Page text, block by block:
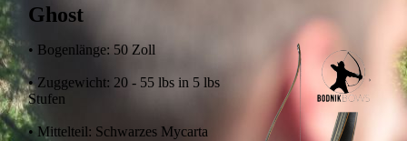
Ghost
• Bogenlänge: 50 Zoll
• Zuggewicht: 20 - 55 lbs in 5 lbs
Stufen
• Mittelteil: Schwarzes Mycarta